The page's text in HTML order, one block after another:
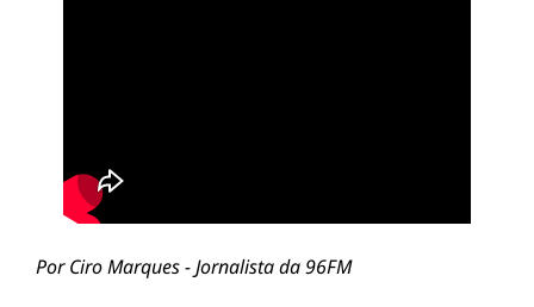
Por Ciro Marques - Jornalista da 96FM